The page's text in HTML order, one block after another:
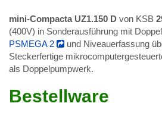
mini-Compacta UZ1.150 D von KSB
(400V) in Sonderausführung mit
PSMEGA 2
und Niveauerfassung
Steckerfertige
als Doppelpumpwerk.
Bestellware